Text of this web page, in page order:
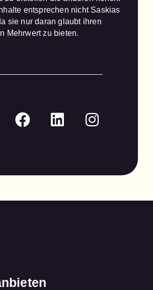
entsprechen nicht Saskias
sie nur daran glaubt ihren
Mehrwert zu bieten.